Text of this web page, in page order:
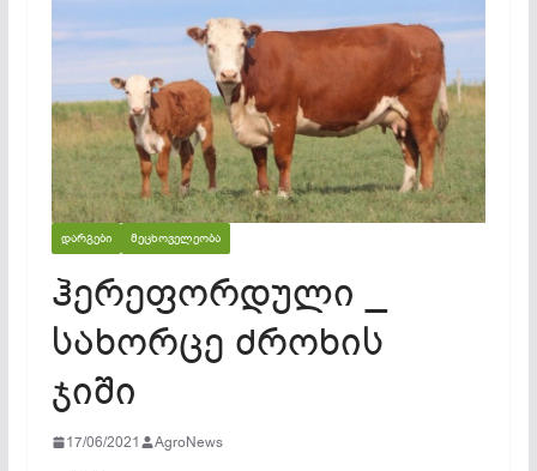
ᲓᲐᲠᲒᲔᲑᲘ ᲛᲔᲪᲮᲝᲕᲔᲚᲔᲝᲑᲐ
ჰერეფორდული _
სახორცე ძროხის
ჯიში ​
17/06/2021 AgroNews